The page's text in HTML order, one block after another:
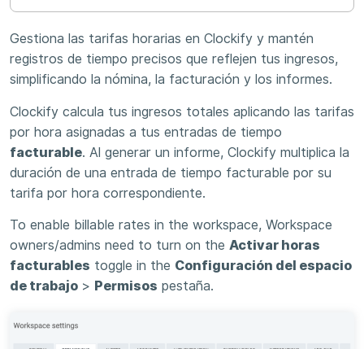
Gestiona las tarifas horarias en Clockify y mantén
registros de tiempo precisos que reflejen tus ingresos,
simplificando la nómina, la facturación y los informes.
Clockify calcula tus ingresos totales aplicando las tarifas
por hora asignadas a tus entradas de tiempo
facturable. Al generar un informe, Clockify multiplica la
duración de una entrada de tiempo facturable por su
tarifa por hora correspondiente.
To enable billable rates in the workspace, Workspace
owners/admins need to turn on the Activar horas
facturables toggle in the Configuración del espacio
de trabajo > Permisos pestaña.